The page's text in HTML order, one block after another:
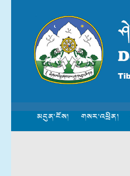
མདུན་ངོས། གསར་འཕྲིན།